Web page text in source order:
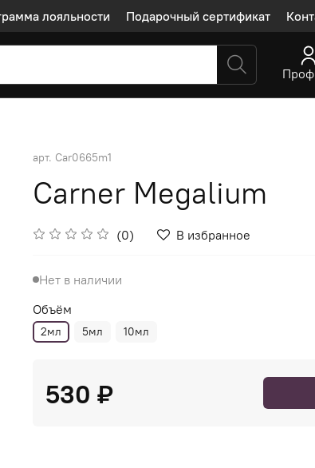
лояльности Подарочный сертификат
арт. Car0665m1
Carner Megalium
(0) В избранное
Нет в наличии
Объём
2мл 5мл 10мл
530 ₽